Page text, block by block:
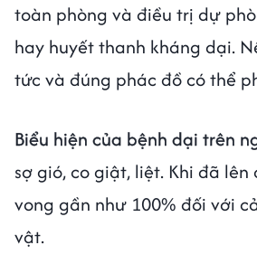
toàn phòng và điều trị dự
hay huyết thanh kháng dại.
tức và đúng phác đồ có thể
Biểu hiện của bệnh dại trên
sợ gió, co giật, liệt. Khi đã
vong gần như 100% đối với
vật.